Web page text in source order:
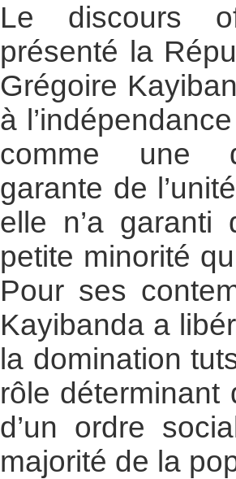
Le discours
présenté la
Grégoire
à
comme une
garante de
elle n’a garanti
petite minorité
Pour ses
Kayibanda a
la domination
rôle déterminant
d’un ordre
majorité de la